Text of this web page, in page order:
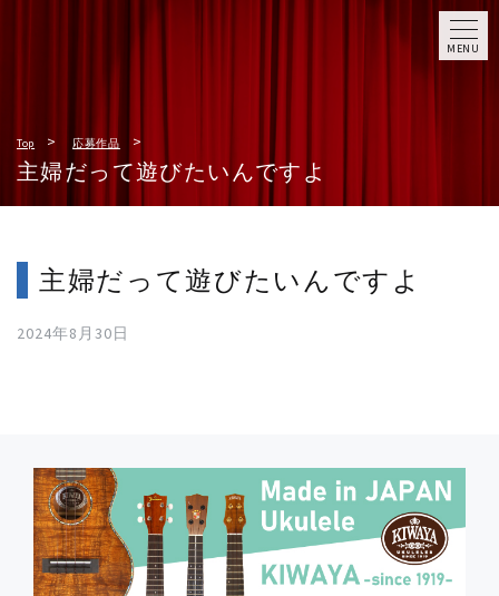
MENU
Top 応募作品
主婦だって遊びたいんですよ
主婦だって遊びたいんですよ
2024年8月30日